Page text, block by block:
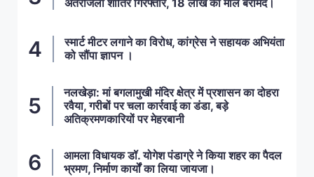
अंतरजिला शातिर गिरफ्तार, 18 लाख का माल बरामद।
स्मार्ट मीटर लगाने का विरोध, कांग्रेस ने सहायक अभियंता
को सौंपा ज्ञापन ।
नलखेड़ा: मां बगलामुखी मंदिर क्षेत्र में प्रशासन का दोहरा
रवैया, गरीबों पर चला कार्रवाई का डंडा, बड़े
अतिक्रमणकारियों पर मेहरबानी
आमला विधायक डॉ. योगेश पंडाग्रे ने किया शहर का पैदल
भ्रमण, निर्माण कार्यों का लिया जायजा।